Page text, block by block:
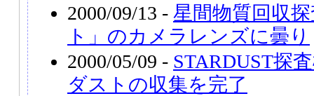
2000/09/13 - 星間物質回収
ト」のカメラレンズに曇り
2000/05/09 - STARDUST探
ダストの収集を完了